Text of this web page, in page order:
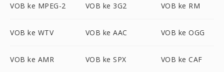
VOB ke MPEG-2 VOB ke 3G2 VOB ke RM
VOB ke WTV VOB ke AAC VOB ke OGG
VOB ke AMR VOB ke SPX VOB ke CAF